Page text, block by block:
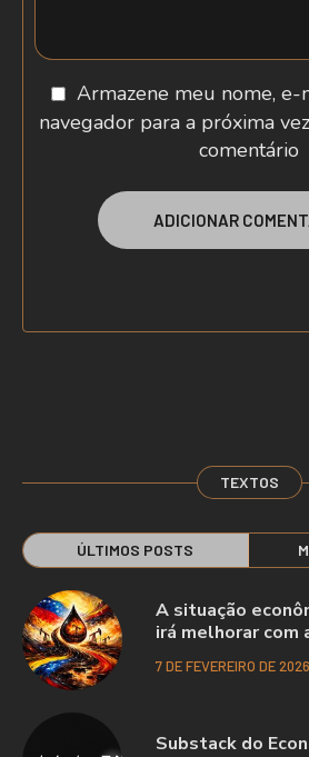
Armazene meu nome, e-
navegador para a próxima
comentário
TEXTOS
ÚLTIMOS POSTS
A situação
irá melhorar com
7 DE FEVEREIRO DE 2026
Substack do